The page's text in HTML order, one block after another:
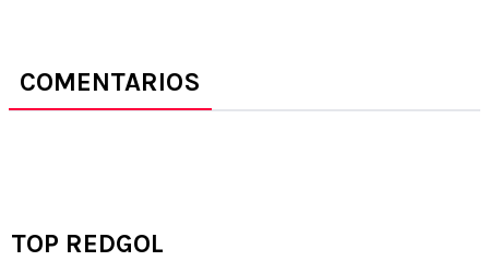
COMENTARIOS
TOP REDGOL